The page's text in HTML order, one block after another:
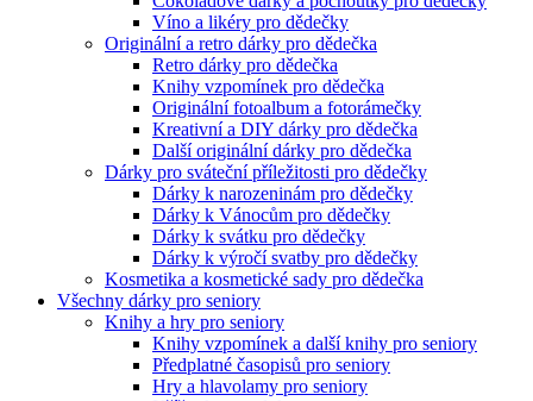
Víno a likéry pro dědečky
Originální a retro dárky pro dědečka
Retro dárky pro dědečka
Knihy vzpomínek pro dědečka
Originální fotoalbum a fotorámečky
Kreativní a DIY dárky pro dědečka
Další originální dárky pro dědečka
Dárky pro sváteční příležitosti pro dědečky
Dárky k narozeninám pro dědečky
Dárky k Vánocům pro dědečky
Dárky k svátku pro dědečky
Dárky k výročí svatby pro dědečky
Kosmetika a kosmetické sady pro dědečka
Všechny dárky pro seniory
Knihy a hry pro seniory
Knihy vzpomínek a další knihy pro seniory
Předplatné časopisů pro seniory
Hry a hlavolamy pro seniory